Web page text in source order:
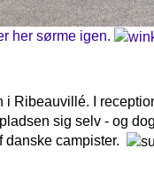
her sørme igen.
Ribeauvillé. I
sig selv - og
campister.